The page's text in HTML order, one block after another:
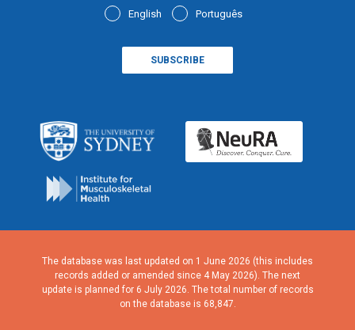
English Português
The database was last updated on 1 June 2026 (this includes
records added or amended since 4 May 2026). The next
update is planned for 6 July 2026. The total number of records
on the database is 68,847.